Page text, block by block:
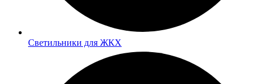
Светильники для ЖКХ